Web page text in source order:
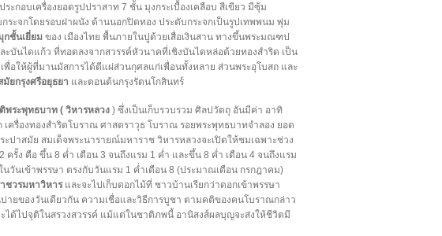
กอบเครื่องยอดรูปปราสาท 7 ชั้น มุงกระเบื้องเคลือบ สีเขียว มีซุ้ม
ะจกโดยรอบฝาผนัง ด้านนอกปิดทอง ประดับกระจกเป็นรูปเทพพนม พุ่ม
กชั้นเยี่ยม ของ เมืองไทย พื้นภายในปูด้วยเสื่อเงินสาน ทางขึ้นพระมณฑป
บันไดแก้ว ที่ทอดลงจากสวรรค์หัวนาคที่เชิงบันไดหล่อด้วยทองสำริด เป็น
อให้ผู้ที่มานมัสการได้ตีแผ่ส่วนกุศลแก่เพื่อนทั้งหลาย ส่วนพระอุโบสถ และ
ยกรุงศรีอยุธยา และตอนต้นกรุงรัตนโกสินทร์
ระพุทธบาท ( วิหารหลวง ) ซึ่งเป็นเก็บรวบรวม ศิลปวัตถุ อันมีค่า อาทิ
เครื่องทองสำริดโบราณ ศาสตราวุธ โบราณ รอยพระพุทธบาทจำลอง ยอด
าสมัย สมเด็จพระนารายณ์มหาราช วิหารหลวงจะเปิดให้ชมเฉพาะช่วง
ครั้ง คือ ขึ้น 8 ค่ำ เดือน 3 จนถึงแรม 1 ค่ำ และขึ้น 8 ค่ำ เดือน 4 จนถึงแรม
วันเข้าพรรษา ตรงกับวันแรม 1 ค่ำเดือน 8 (ประมาณเดือน กรกฎาคม)
ชวรมหาวิหาร และจะไปเก็บดอกไม้ที่ ชาวบ้านเรียกว่าดอกเข้าพรรษา
ายของวันเดียวกัน ความเชื่อและวิธีการบูชา ตามคติของคนโบราณกล่าว
ได้ไปจุติในสรวงสวรรค์ แม้แต่ในชาติภพนี้ อานิสงส์ผลบุญจะส่งให้ชีวิตมี